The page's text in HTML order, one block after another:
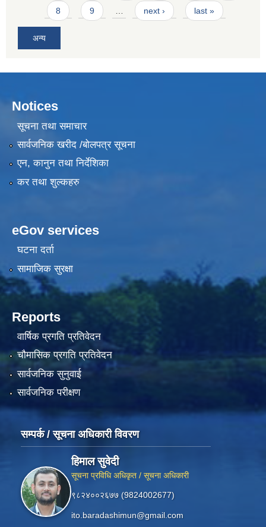
8 9 next › last »
अन्य
Notices
सूचना तथा समाचार
सार्वजनिक खरीद /बोलपत्र सूचना
एन, कानुन तथा निर्देशिका
कर तथा शुल्कहरु
eGov services
घटना दर्ता
सामाजिक सुरक्षा
Reports
वार्षिक प्रगति प्रतिवेदन
चौमासिक प्रगति प्रतिवेदन
सार्वजनिक सुनुवाई
सार्वजनिक परीक्षण
सम्पर्क / सूचना अधिकारी विवरण
हिमाल सुवेदी
सूचना प्रविधि अधिकृत / सूचना अधिकारी
९८२४००२६७७ (9824002677)
ito.baradashimun@gmail.com